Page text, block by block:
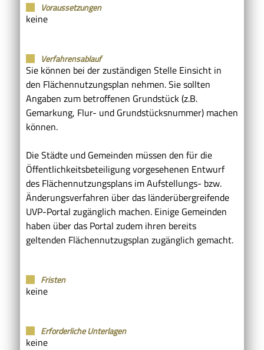
Voraussetzungen
keine
Verfahrensablauf
Sie können bei der zuständigen Stelle Einsicht in
den Flächennutzungsplan nehmen. Sie sollten
Angaben zum betroffenen Grundstück (z.B.
Gemarkung, Flur- und Grundstücksnummer) machen
können.
Die Städte und Gemeinden müssen den für die
Öffentlichkeitsbeteiligung vorgesehenen Entwurf
des Flächennutzungsplans im Aufstellungs- bzw.
Änderungsverfahren über das länderübergreifende
UVP-Portal zugänglich machen. Einige Gemeinden
haben über das Portal zudem ihren bereits
geltenden Flächennutzugsplan zugänglich gemacht.
Fristen
keine
Erforderliche Unterlagen
keine